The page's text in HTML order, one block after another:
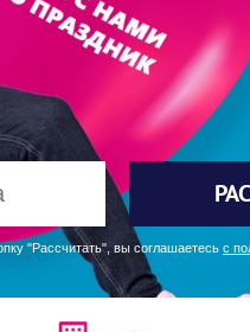
"Рассчитать", вы соглашаетесь с